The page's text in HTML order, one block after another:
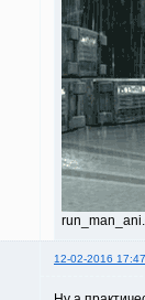
12-02-2016